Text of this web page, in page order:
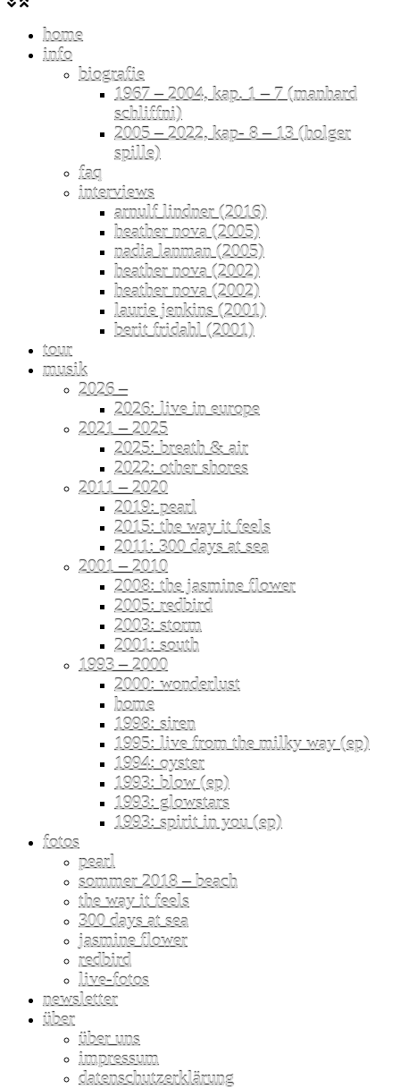
home
info
biografie
1967 – 2004, kap. 1 – 7 (manhard
schliffni)
2005 – 2022, kap- 8 – 13 (holger
spille)
faq
interviews
arnulf lindner (2016)
heather nova (2005)
nadia lanman (2005)
heather nova (2002)
heather nova (2002)
laurie jenkins (2001)
berit fridahl (2001)
tour
musik
2026 –
2026: live in europe
2021 – 2025
2025: breath & air
2022: other shores
2011 – 2020
2019: pearl
2015: the way it feels
2011: 300 days at sea
2001 – 2010
2008: the jasmine flower
2005: redbird
2003: storm
2001: south
1993 – 2000
2000: wonderlust
home
1998: siren
1995: live from the milky way (ep)
1994: oyster
1993: blow (ep)
1993: glowstars
1993: spirit in you (ep)
fotos
pearl
sommer 2018 – beach
the way it feels
300 days at sea
jasmine flower
redbird
live-fotos
newsletter
über
über uns
impressum
datenschutzerklärung